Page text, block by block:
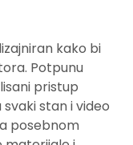
kako bi
Potpunu
pristup
stan i video
posebnom